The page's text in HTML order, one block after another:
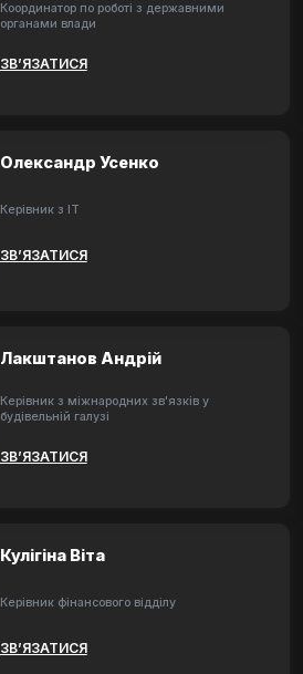
Координатор по роботі з державними
органами влади
ЗВ’ЯЗАТИСЯ
Олександр Усенко
Керівник з ІТ
ЗВ’ЯЗАТИСЯ
Лакштанов Андрій
Керівник з міжнародних зв'язків у
будівельній галузі
ЗВ’ЯЗАТИСЯ
Кулігіна Віта
Керівник фінансового відділу
ЗВ’ЯЗАТИСЯ